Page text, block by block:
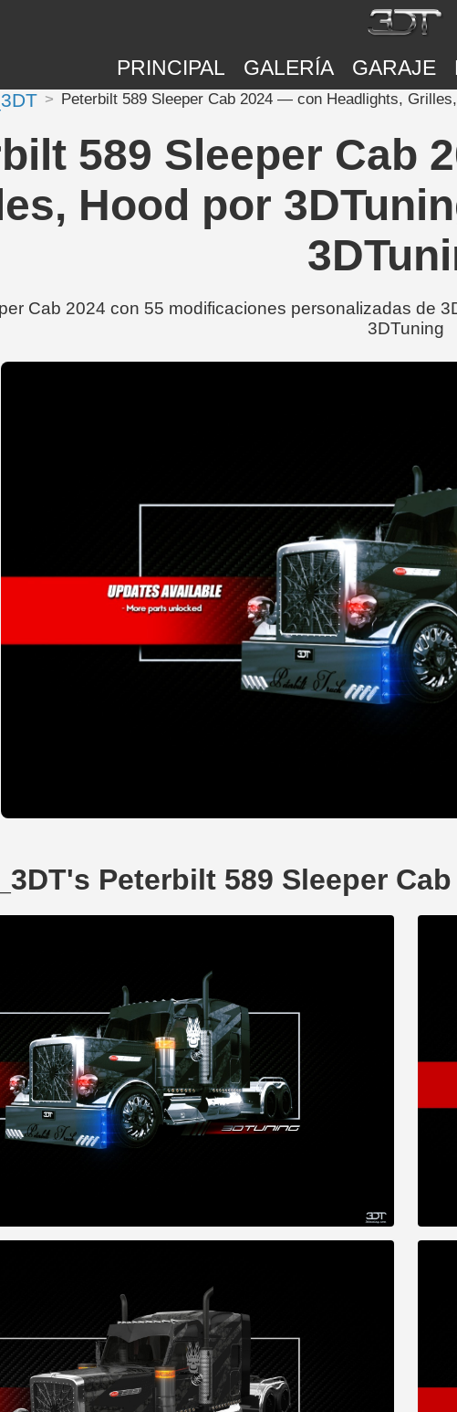
PRINCIPAL GALERÍA GARAJE
Peterbilt 589 Sleeper Cab 2024 — con Headlights,
589 Sleeper Cab
Hood por
Cab 2024 con 55 modificaciones personalizadas de
3DTuning
Peterbilt 589 Sleeper